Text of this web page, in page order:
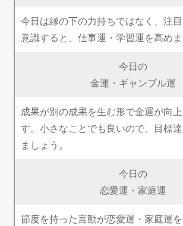
今日は縁の下の力持ちではなく、注
意識すると、仕事運・学習運を高めま
今日の
金運・ギャンブル運
成果が別の成果を生む形で金運が向
す。小さなことでも良いので、目標
ましょう。
今日の
恋愛運・家庭運
節度を持った言動が恋愛運・家庭運